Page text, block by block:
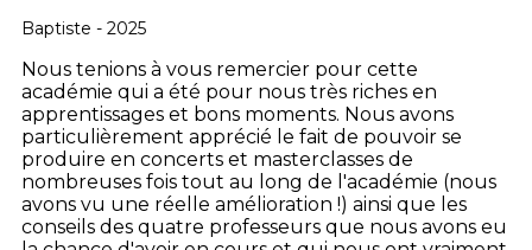
Baptiste - 2025
Nous tenions à vous remercier pour cette
académie qui a été pour nous très riches en
apprentissages et bons moments. Nous avons
particulièrement apprécié le fait de pouvoir se
produire en concerts et masterclasses de
nombreuses fois tout au long de l'académie (nous
avons vu une réelle amélioration !) ainsi que les
conseils des quatre professeurs que nous avons eu